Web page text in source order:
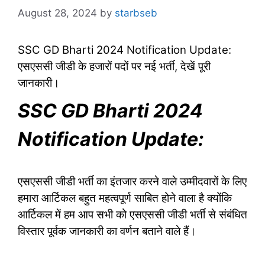
August 28, 2024 by starbseb
SSC GD Bharti 2024 Notification Update:
एसएससी जीडी के हजारों पदों पर नई भर्ती, देखें पूरी
जानकारी।
SSC GD Bharti 2024
Notification Update:
एसएससी जीडी भर्ती का इंतजार करने वाले उम्मीदवारों के लिए
हमारा आर्टिकल बहुत महत्वपूर्ण साबित होने वाला है क्योंकि
आर्टिकल में हम आप सभी को एसएससी जीडी भर्ती से संबंधित
विस्तार पूर्वक जानकारी का वर्णन बताने वाले हैं।